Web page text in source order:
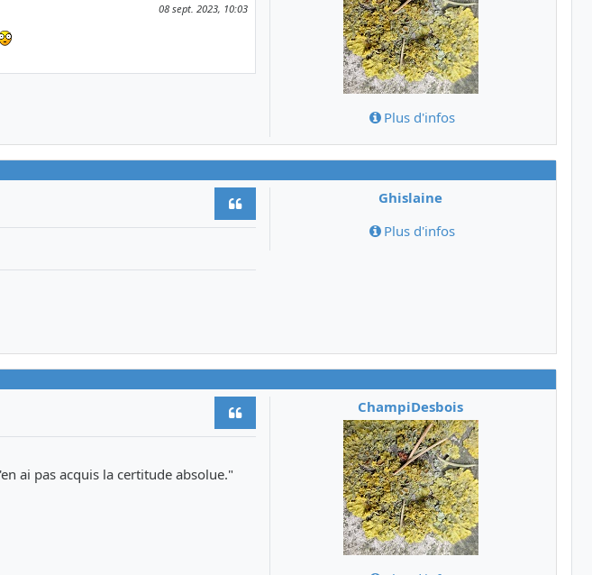
Plus d'infos
08 sept. 2023, 10:03
Ghislaine
Plus d'infos
ChampiDesbois
ai pas acquis la certitude absolue."